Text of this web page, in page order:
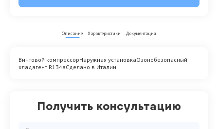
Получить консультацию
Описание Характеристики Документация
Винтовой компрессорНаружная установкаОзонобезопасный
хладагент R134aСделано в Италии